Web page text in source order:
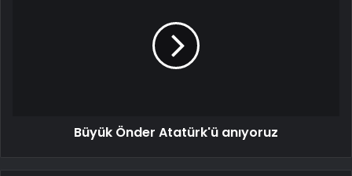
Büyük Önder Atatürk'ü anıyoruz